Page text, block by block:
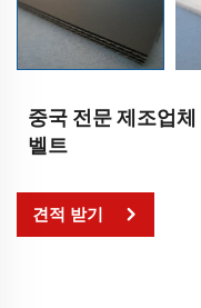
중국 전문 제조업
벨트
견적 받기